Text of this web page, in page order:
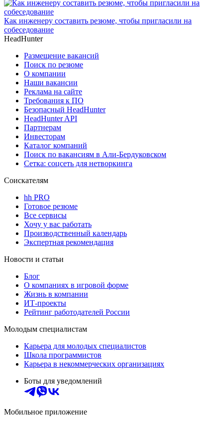
Как инженеру составить резюме, чтобы пригласили на
собеседование
HeadHunter
Размещение вакансий
Поиск по резюме
О компании
Наши вакансии
Реклама на сайте
Требования к ПО
Безопасный HeadHunter
HeadHunter API
Партнерам
Инвесторам
Каталог компаний
Поиск по вакансиям в Али-Бердуковском
Сетка: соцсеть для нетворкинга
Соискателям
hh PRO
Готовое резюме
Все сервисы
Хочу у вас работать
Производственный календарь
Экспертная рекомендация
Новости и статьи
Блог
О компаниях в игровой форме
Жизнь в компании
ИТ-проекты
Рейтинг работодателей России
Молодым специалистам
Карьера для молодых специалистов
Школа программистов
Карьера в некоммерческих организациях
Боты для уведомлений
Мобильное приложение